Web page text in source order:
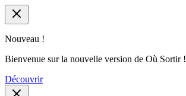
Nouveau !
Bienvenue sur la nouvelle version de Où Sortir !
Découvrir